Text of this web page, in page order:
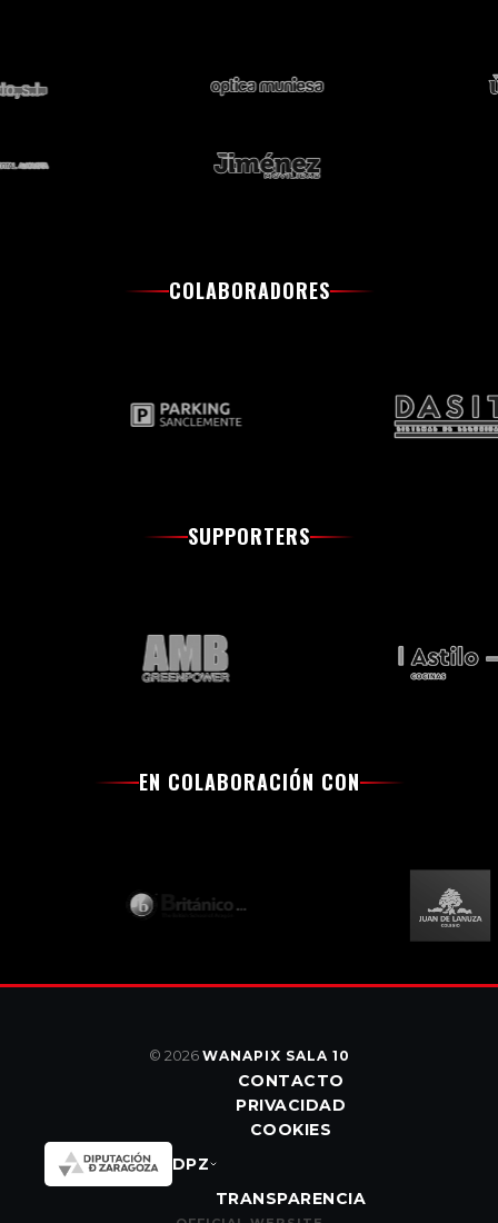
COLABORADORES
SUPPORTERS
EN COLABORACIÓN CON
© 2026 WANAPIX SALA 10
CONTACTO
PRIVACIDAD
COOKIES
DPZ
TRANSPARENCIA